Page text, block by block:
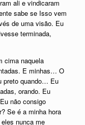
ali e vindicaram
sabe se Isso vem
de uma visão. Eu
terminada,
cima naquela
E minhas… O
preto quando… Eu
orando. Eu
não consigo
Se é a minha hora
nunca me